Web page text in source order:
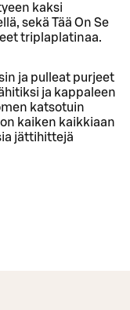
kaksi
sekä Tää On Se
triplaplatinaa.
ja pulleat purjeet
ja kappaleen
katsotuin
kaiken kaikkiaan
jättihittejä